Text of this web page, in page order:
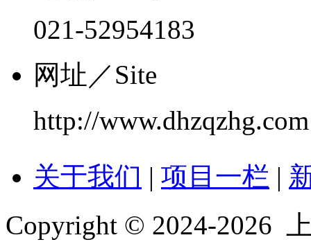
021-52954183
网址 ／Site
http://www.dhzqzhg.com
关于我们 | 项目一栏 |
Copyright © 2024-2026